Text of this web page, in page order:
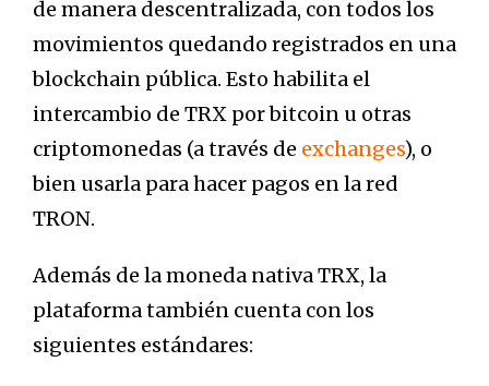
de manera descentralizada, con todos los
movimientos quedando registrados en una
blockchain pública. Esto habilita el
intercambio de TRX por bitcoin u otras
criptomonedas (a través de exchanges), o
bien usarla para hacer pagos en la red
TRON.
Además de la moneda nativa TRX, la
plataforma también cuenta con los
siguientes estándares: